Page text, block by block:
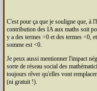
C'est pour ça que je souligne que, à
contribution des IAaux maths soit
y a des termes >0 et des termes <0,
somme est <0.
Je peux aussi mentionner l'impact
sorte de réseau social des
toujours rêver qu'elles vont
(ni gratuit !).